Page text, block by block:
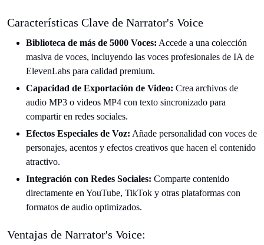
Características Clave de Narrator's Voice
Biblioteca de más de 5000 Voces: Accede a una colección
masiva de voces, incluyendo las voces profesionales de IA de
ElevenLabs para calidad premium.
Capacidad de Exportación de Video: Crea archivos de
audio MP3 o videos MP4 con texto sincronizado para
compartir en redes sociales.
Efectos Especiales de Voz: Añade personalidad con voces de
personajes, acentos y efectos creativos que hacen el contenido
atractivo.
Integración con Redes Sociales: Comparte contenido
directamente en YouTube, TikTok y otras plataformas con
formatos de audio optimizados.
Ventajas de Narrator's Voice: